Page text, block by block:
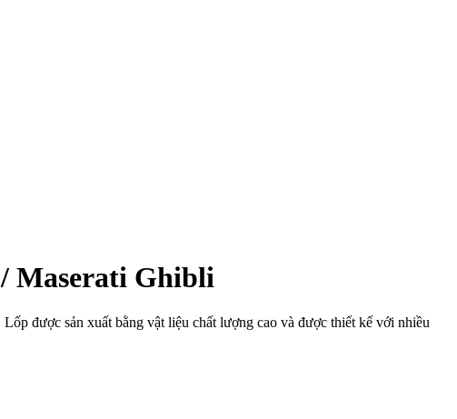
Maserati Ghibli
được sản xuất bằng vật liệu chất lượng cao và được thiết kế với nhiều